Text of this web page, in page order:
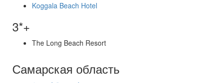
Koggala Beach Hotel
3*+
The Long Beach Resort
Самарская область